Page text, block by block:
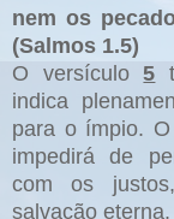
nem os
(Salmos 1.5)
O versículo5
indica
para o ímpio.
impedirá de
com os
salvação eterna.